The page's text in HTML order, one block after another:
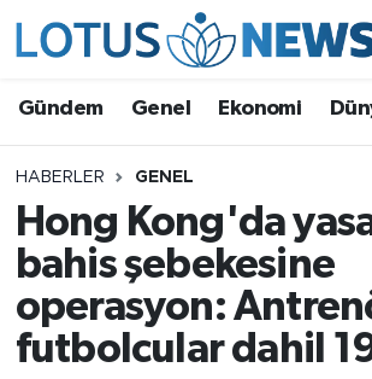
Gündem Genel Ekonomi
HABERLER GENEL
Hong Kong'da
bahis şebekesine
operasyon:
futbolcular dahil
Ekonomi
Dünya
Politika
Kültür - Sanat ve Tarih